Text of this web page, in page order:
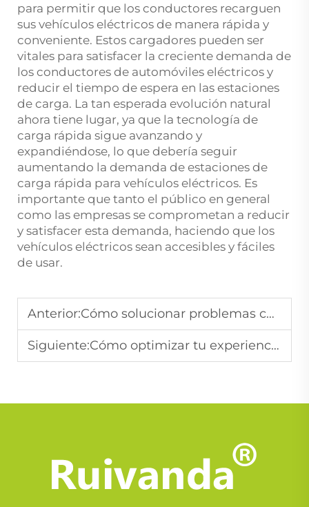
para permitir que los conductores recarguen
sus vehículos eléctricos de manera rápida y
conveniente. Estos cargadores pueden ser
vitales para satisfacer la creciente demanda de
los conductores de automóviles eléctricos y
reducir el tiempo de espera en las estaciones
de carga. La tan esperada evolución natural
ahora tiene lugar, ya que la tecnología de
carga rápida sigue avanzando y
expandiéndose, lo que debería seguir
aumentando la demanda de estaciones de
carga rápida para vehículos eléctricos. Es
importante que tanto el público en general
como las empresas se comprometan a reducir
y satisfacer esta demanda, haciendo que los
vehículos eléctricos sean accesibles y fáciles
de usar.
Anterior:Cómo solucionar problemas comunes de cargadores de vehículos eléctricos
Siguiente:Cómo optimizar tu experiencia de carga de vehículos eléctricos